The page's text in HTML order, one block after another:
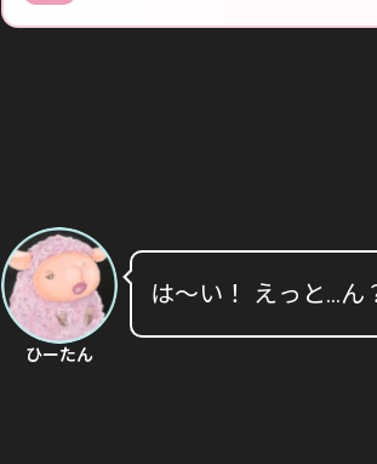
ひーたん
は〜い！ えっと…ん